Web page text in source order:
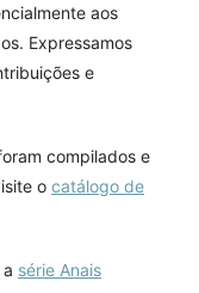
aos
Expressamos
e
compilados e
o catálogo de
série Anais